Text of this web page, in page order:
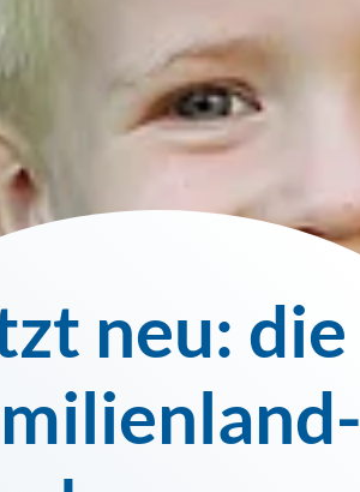
neu: die
schönsten
für eure